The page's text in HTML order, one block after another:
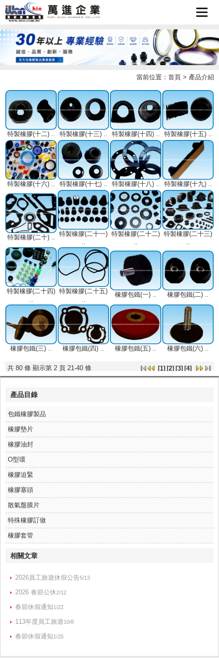
首頁
企業簡
息
產品介
紹
檔案下
載
聯絡我
們
LINE
客服
當前位置： 首頁 > 產品介紹
特製橡膠(十二).. 特製橡膠(十三).. 特製橡膠(十四).. 特製橡膠(十五)..
特製橡膠(十六).. 特製橡膠(十七).. 特製橡膠(十八).. 特製橡膠(十九)..
特製橡膠(二十).. 特製橡膠(二十一)
..
特製橡膠(二十二)
..
特製橡膠(二十三)
..
特製橡膠(二十四)
..
特製橡膠(二十五)
..
橡膠包鐵(一) .. 橡膠包鐵(二) ..
橡膠包鐵(三) .. 橡膠包鐵(四) .. 橡膠包鐵(五) .. 橡膠包鐵(六) ..
共 80 條 顯示第 2 頁 21-40 條 [1] [2] [3] [4]
產品目錄
包鐵橡膠製品
橡膠墊片
橡膠油封
O型環
橡膠迫緊
橡膠塞頭
散氣盤膜片
特殊橡膠訂做
橡膠套管
相關文章
2026員工旅遊休假公告5/13
2026 春節公休2/12
春節休假通知1/22
113年度員工旅遊10/8
春節休假通知1/25